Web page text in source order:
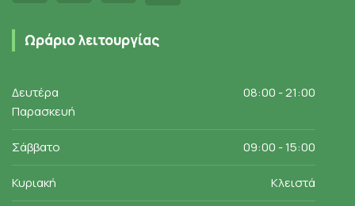
Ωράριο λειτουργίας
Δευτέρα
Παρασκευή
08:00 - 21:00
Σάββατο 09:00 - 15:00
Κυριακή Κλειστά